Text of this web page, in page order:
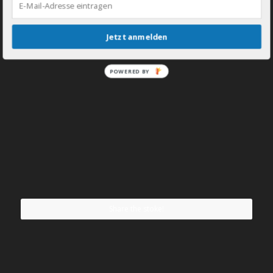
Jetzt anmelden
POWERED BY